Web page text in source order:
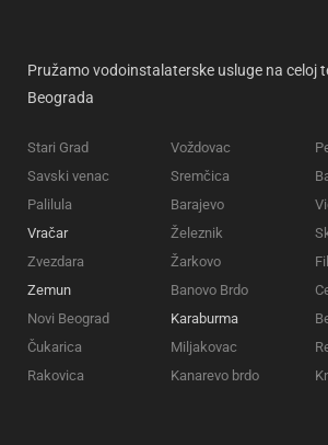
Pružamo vodoinstalaterske usluge na celoj
Beograda
Stari Grad
Savski venac
Palilula
Vračar
Zvezdara
Zemun
Novi Beograd
Čukarica
Rakovica
Voždovac
Sremčica
Barajevo
Železnik
Žarkovo
Banovo Brdo
Karaburma
Miljakovac
Kanarevo brdo